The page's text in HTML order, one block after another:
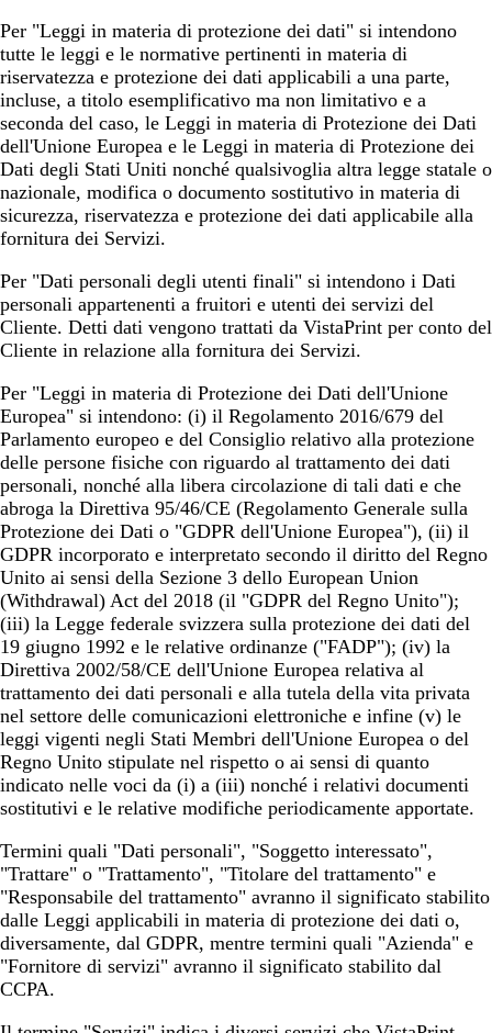
Per "Leggi in materia di protezione dei dati" si intendono
tutte le leggi e le normative pertinenti in materia di
riservatezza e protezione dei dati applicabili a una parte,
incluse, a titolo esemplificativo ma non limitativo e a
seconda del caso, le Leggi in materia di Protezione dei Dati
dell'Unione Europea e le Leggi in materia di Protezione dei
Dati degli Stati Uniti nonché qualsivoglia altra legge statale o
nazionale, modifica o documento sostitutivo in materia di
sicurezza, riservatezza e protezione dei dati applicabile alla
fornitura dei Servizi.
Per "Dati personali degli utenti finali" si intendono i Dati
personali appartenenti a fruitori e utenti dei servizi del
Cliente. Detti dati vengono trattati da VistaPrint per conto del
Cliente in relazione alla fornitura dei Servizi.
Per "Leggi in materia di Protezione dei Dati dell'Unione
Europea" si intendono: (i) il Regolamento 2016/679 del
Parlamento europeo e del Consiglio relativo alla protezione
delle persone fisiche con riguardo al trattamento dei dati
personali, nonché alla libera circolazione di tali dati e che
abroga la Direttiva 95/46/CE (Regolamento Generale sulla
Protezione dei Dati o "GDPR dell'Unione Europea"), (ii) il
GDPR incorporato e interpretato secondo il diritto del Regno
Unito ai sensi della Sezione 3 dello European Union
(Withdrawal) Act del 2018 (il "GDPR del Regno Unito");
(iii) la Legge federale svizzera sulla protezione dei dati del
19 giugno 1992 e le relative ordinanze ("FADP"); (iv) la
Direttiva 2002/58/CE dell'Unione Europea relativa al
trattamento dei dati personali e alla tutela della vita privata
nel settore delle comunicazioni elettroniche e infine (v) le
leggi vigenti negli Stati Membri dell'Unione Europea o del
Regno Unito stipulate nel rispetto o ai sensi di quanto
indicato nelle voci da (i) a (iii) nonché i relativi documenti
sostitutivi e le relative modifiche periodicamente apportate.
Termini quali "Dati personali", "Soggetto interessato",
"Trattare" o "Trattamento", "Titolare del trattamento" e
"Responsabile del trattamento" avranno il significato stabilito
dalle Leggi applicabili in materia di protezione dei dati o,
diversamente, dal GDPR, mentre termini quali "Azienda" e
"Fornitore di servizi" avranno il significato stabilito dal
CCPA.